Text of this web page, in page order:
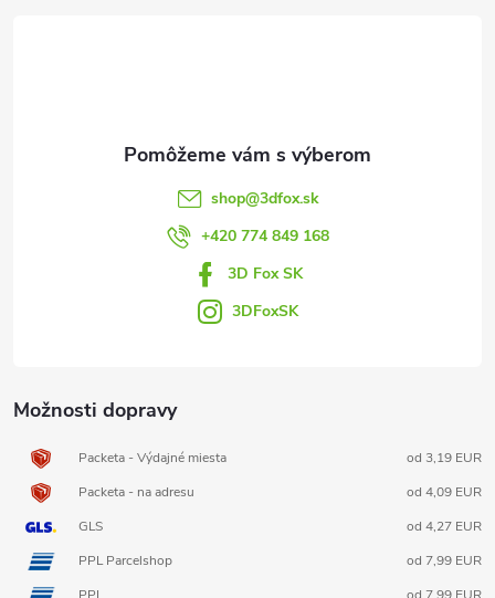
Možnosti dopravy
Packeta - Výdajné miesta
od 3,19 EUR
Packeta - na adresu
od 4,09 EUR
GLS
od 4,27 EUR
PPL Parcelshop
od 7,99 EUR
PPL
od 7,99 EUR
shop@3dfox.sk
+420 774 849 168
3D Fox SK
3DFoxSK